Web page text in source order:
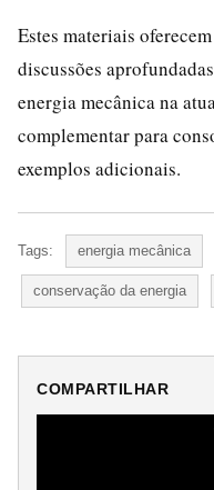
Estes materiais
discussões
energia mecânica na
complementar para
exemplos adicionais.
Tags: energia mecânica
conservação da energia
COMPARTILHAR